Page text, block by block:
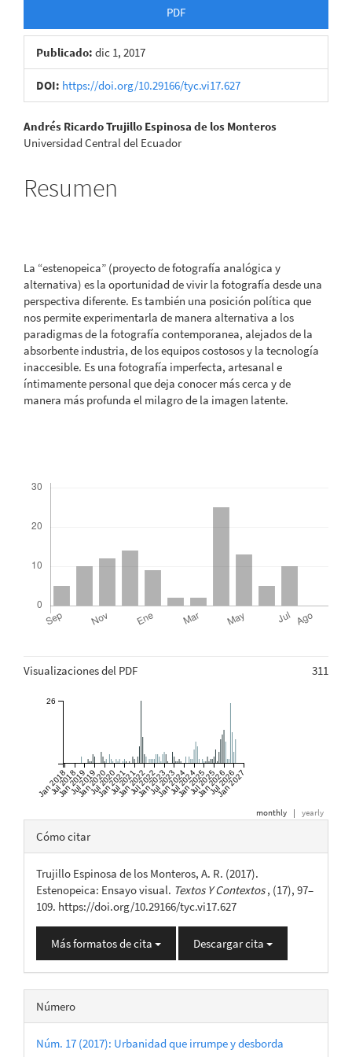
PDF
Publicado: dic 1, 2017
DOI: https://doi.org/10.29166/tyc.vi17.627
Contenido
principal
del
Andrés Ricardo Trujillo Espinosa de los Monteros
Universidad Central del Ecuador
Resumen
La “estenopeica” (proyecto de fotografía analógica y
alternativa) es la oportunidad de vivir la fotografía desde una
perspectiva diferente. Es también una posición política que
nos permite experimentarla de manera alternativa a los
paradigmas de la fotografía contemporanea, alejados de la
absorbente industria, de los equipos costosos y la tecnología
inaccesible. Es una fotografía imperfecta, artesanal e
íntimamente personal que deja conocer más cerca y de
manera más profunda el milagro de la imagen latente.
Visualizaciones del PDF 311
Jan 2018
Jul 2018
Jan 2019
Jul 2019
Jan 2020
Jul 2020
Jan 2021
Jul 2021
Jan 2022
Jul 2022
Jan 2023
Jul 2023
Jan 2024
Jul 2024
Jan 2025
Jul 2025
Jan 2026
Jul 2026
Jan 2027
26
monthly | yearly
Detalles
del
artículo
Cómo citar
Trujillo Espinosa de los Monteros, A. R. (2017).
Estenopeica: Ensayo visual. Textos Y Contextos, (17), 97–
109. https://doi.org/10.29166/tyc.vi17.627
Más formatos de cita Descargar cita
Número
Núm. 17 (2017): Urbanidad que irrumpe y desborda